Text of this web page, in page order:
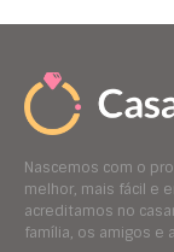
Nascemos com o
melhor, mais fácil e
acreditamos no
família, os amigos e